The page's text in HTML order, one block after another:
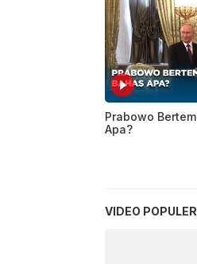
Prabowo
Apa?
VIDEO POPULER